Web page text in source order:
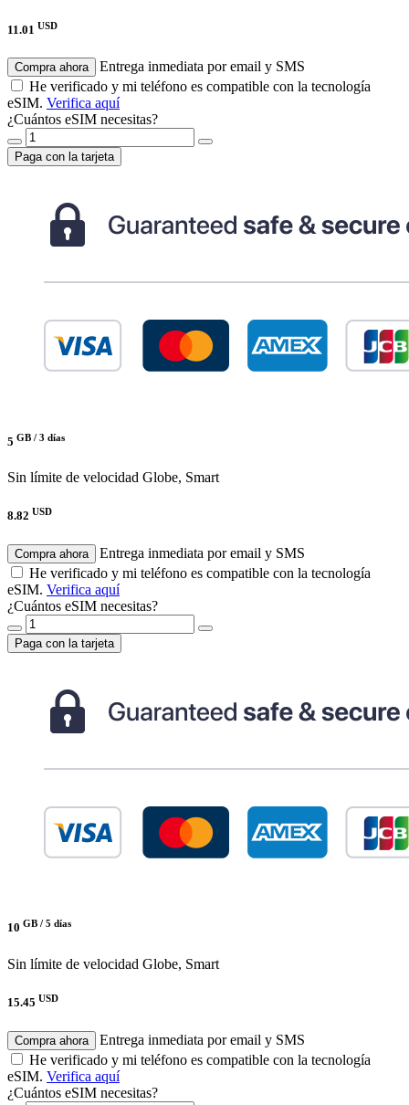
11.01 USD
Compra ahora
Entrega inmediata por email y SMS
He verificado y mi teléfono es compatible con la tecnología
eSIM. Verifica aquí
¿Cuántos eSIM necesitas?
Paga con la tarjeta
5 GB / 3 días
Sin límite de velocidad Globe, Smart
8.82 USD
Compra ahora
Entrega inmediata por email y SMS
He verificado y mi teléfono es compatible con la tecnología
eSIM. Verifica aquí
¿Cuántos eSIM necesitas?
Paga con la tarjeta
10 GB / 5 días
Sin límite de velocidad Globe, Smart
15.45 USD
Compra ahora
Entrega inmediata por email y SMS
He verificado y mi teléfono es compatible con la tecnología
eSIM. Verifica aquí
¿Cuántos eSIM necesitas?